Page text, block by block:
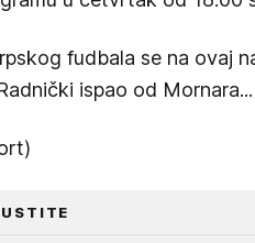
fudbala se na ovaj
ispao od Mornara...